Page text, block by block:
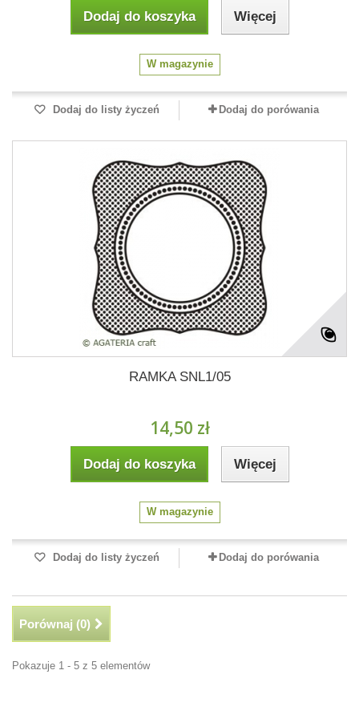
Dodaj do koszyka Więcej
W magazynie
Dodaj do listy życzeń Dodaj do porówania
RAMKA SNL1/05
14,50 zł
Dodaj do koszyka Więcej
W magazynie
Dodaj do listy życzeń Dodaj do porówania
Porównaj (0)
Pokazuje 1 - 5 z 5 elementów